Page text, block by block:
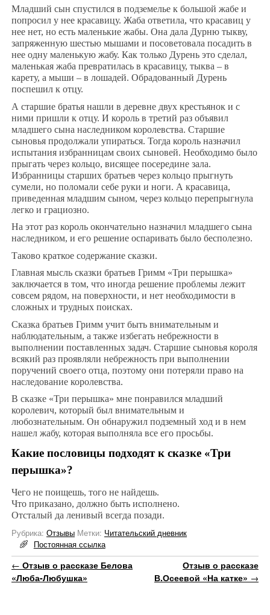
Младший сын спустился в подземелье к большой жабе и
попросил у нее красавицу. Жаба ответила, что красавиц у
нее нет, но есть маленькие жабы. Она дала Дурню тыкву,
запряженную шестью мышами и посоветовала посадить в
нее одну маленькую жабу. Как только Дурень это сделал,
маленькая жаба превратилась в красавицу, тыква – в
карету, а мыши – в лошадей. Обрадованный Дурень
поспешил к отцу.
А старшие братья нашли в деревне двух крестьянок и с
ними пришли к отцу. И король в третий раз объявил
младшего сына наследником королевства. Старшие
сыновья продолжали упираться. Тогда король назначил
испытания избранницам своих сыновей. Необходимо было
прыгать через кольцо, висящее посередине зала.
Избранницы старших братьев через кольцо прыгнуть
сумели, но поломали себе руки и ноги. А красавица,
приведенная младшим сыном, через кольцо перепрыгнула
легко и грациозно.
На этот раз король окончательно назначил младшего сына
наследником, и его решение оспаривать было бесполезно.
Таково краткое содержание сказки.
Главная мысль сказки братьев Гримм «Три перышка»
заключается в том, что иногда решение проблемы лежит
совсем рядом, на поверхности, и нет необходимости в
сложных и трудных поисках.
Сказка братьев Гримм учит быть внимательным и
наблюдательным, а также избегать небрежности в
выполнении поставленных задач. Старшие сыновья короля
всякий раз проявляли небрежность при выполнении
поручений своего отца, поэтому они потеряли право на
наследование королевства.
В сказке «Три перышка» мне понравился младший
королевич, который был внимательным и
любознательным. Он обнаружил подземный ход и в нем
нашел жабу, которая выполняла все его просьбы.
Какие пословицы подходят к сказке «Три
перышка»?
Чего не поищешь, того не найдешь.
Что приказано, должно быть исполнено.
Отсталый да ленивый всегда позади.
Рубрика: Отзывы Метки: Читательский дневник
Постоянная ссылка
Навигация по записям
← Отзыв о рассказе Белова
«Люба-Любушка»
Отзыв о рассказе
В.Осеевой «На катке» →